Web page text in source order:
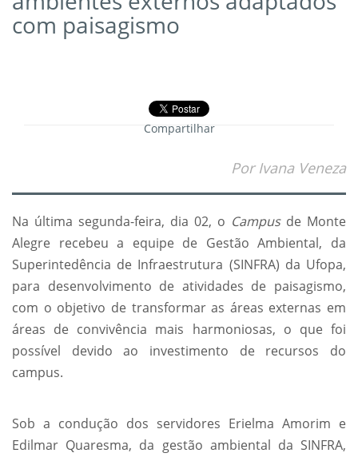
com paisagismo
Compartilhar
Por Ivana Veneza
Na última segunda-feira, dia 02, o Campusde Monte
Alegre recebeu a equipe de Gestão Ambiental, da
Superintedência de Infraestrutura (SINFRA) da Ufopa,
para desenvolvimento de atividades de paisagismo,
com o objetivo de transformar as áreas externas em
áreas de convivência mais harmoniosas, o que foi
possível devido ao investimento de recursos do
campus.
Sob a condução dos servidores Erielma Amorim e
Edilmar Quaresma, da gestão ambiental da SINFRA,